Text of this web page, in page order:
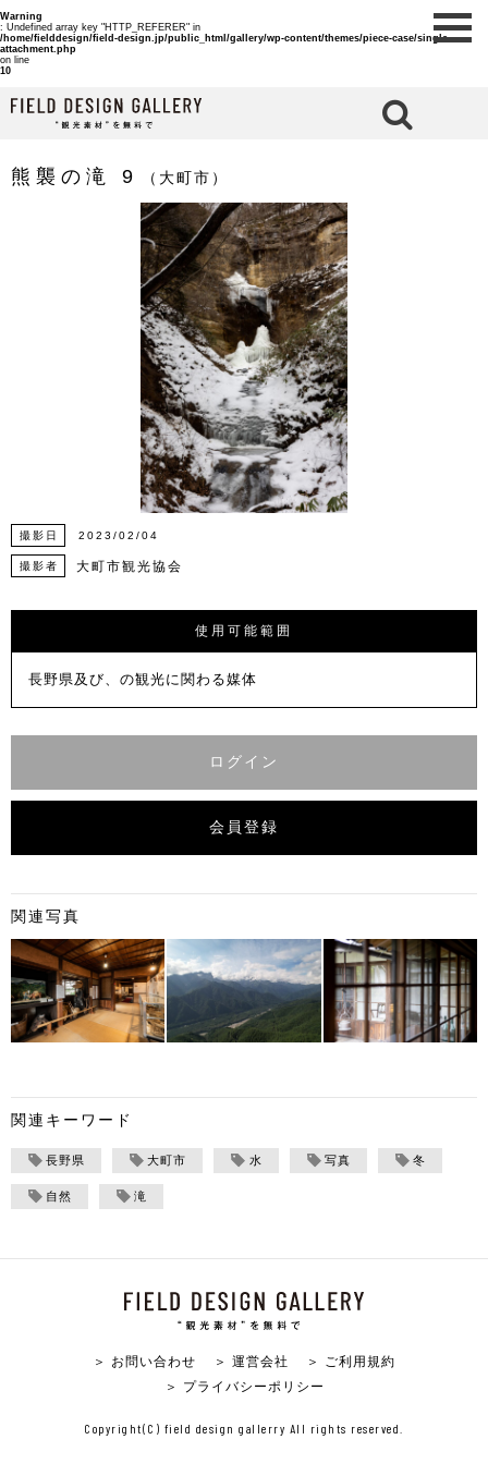
Warning
: Undefined array key "HTTP_REFERER" in
/home/fielddesign/field-design.jp/public_html/gallery/wp-content/themes/piece-case/single-
attachment.php
on line
10
熊襲の滝 9 （大町市）
撮影日 2023/02/04
撮影者 大町市観光協会
使用可能範囲
長野県及び、の観光に関わる媒体
ログイン
会員登録
関連写真
関連キーワード
長野県 大町市 水 写真 冬
自然 滝
＞ お問い合わせ ＞ 運営会社
＞ ご利用規約
＞ プライバシーポリシー
Copyright(C) field design gallerry All rights reserved.